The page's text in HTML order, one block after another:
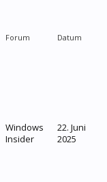
Forum Datum
Windows
Insider
22. Juni
2025